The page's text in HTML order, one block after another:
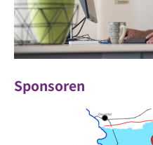
Sponsoren